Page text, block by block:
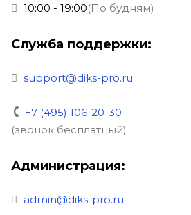
10:00 - 19:00(По будням)
Служба поддержки:
support@diks-pro.ru
+7 (495) 106-20-30
(звонок бесплатный)
Администрация:
admin@diks-pro.ru